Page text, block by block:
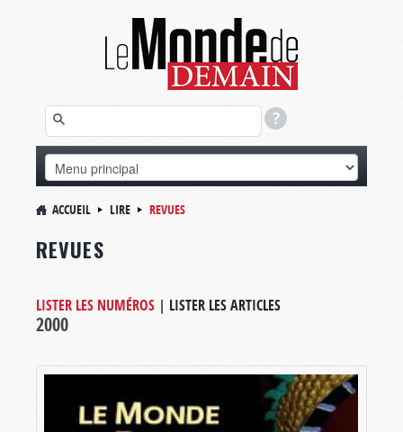
ACCUEIL LIRE REVUES
REVUES
LISTER LES NUMÉROS | LISTER LES ARTICLES
2000